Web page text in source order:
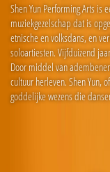
Shen Yun Performing Arts is
muziekgezelschap dat is
etnische en volksdans, en
soloartiesten. Vijfduizend
Door middel van
cultuur herleven. Shen
goddelijke wezens die